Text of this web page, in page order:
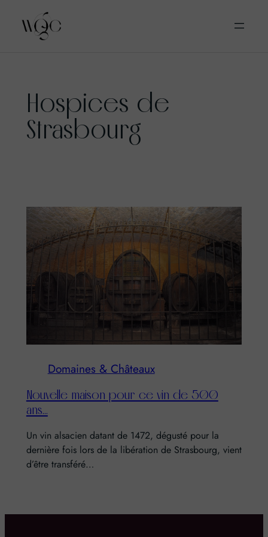
contenuHospices de
Strasbourg
Domaines & Châteaux
Nouvelle maison pour ce vin de 500
ans…
Un vin alsacien datant de 1472, dégusté pour la
dernière fois lors de la libération de Strasbourg, vient
d’être transféré…